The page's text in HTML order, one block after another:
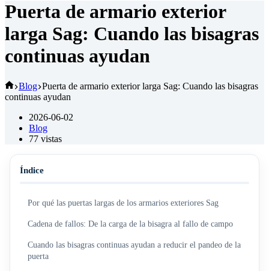
Puerta de armario exterior
larga Sag: Cuando las bisagras
continuas ayudan
Inicio
Blog Puerta de armario exterior larga Sag: Cuando las bisagras
continuas ayudan
2026-06-02
Blog
77 vistas
Índice
Por qué las puertas largas de los armarios exteriores Sag
Cadena de fallos: De la carga de la bisagra al fallo de campo
Cuando las bisagras continuas ayudan a reducir el pandeo de la
puerta